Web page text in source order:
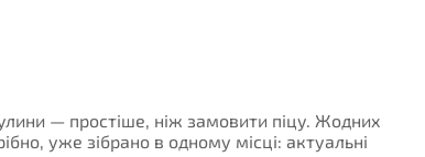
— простіше, ніж замовити піцу. Жодних
уже зібрано в одному місці: актуальні